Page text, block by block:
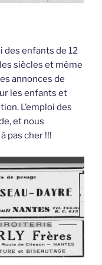
des enfants de 12
siècles et même
annonces de
les enfants et
L’emploi des
et nous
pas cher !!!